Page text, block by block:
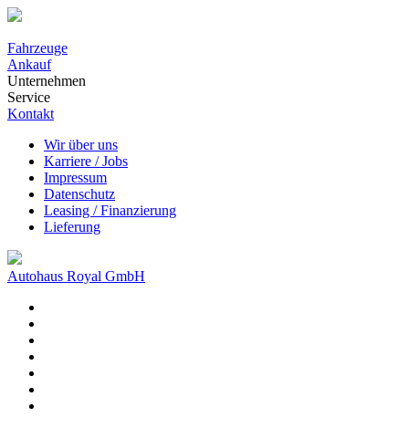
Fahrzeuge
Ankauf
Unternehmen
Service
Kontakt
Wir über uns
Karriere / Jobs
Impressum
Datenschutz
Leasing / Finanzierung
Lieferung
Autohaus Royal GmbH